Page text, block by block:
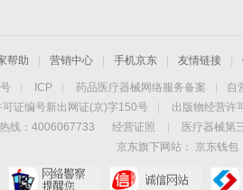
帮助 营销中心 手机京东 友情链接
ICP 药品医疗器械网络服务备案 自
证编号新出网证(京)字150号
出版物经营许
线：4006067733 经营证照 医疗器械第
京东旗下网站：
京东钱包